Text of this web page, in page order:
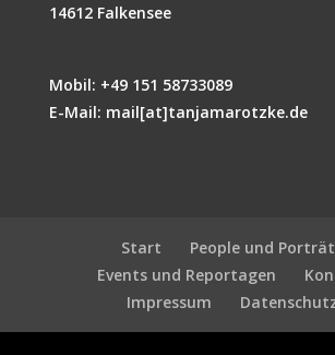
14612 Falkensee
Mobil: +49 151 58733089
E-Mail: mail[at]tanjamarotzke.de
Start
People und
Events und Reportagen
Impressum